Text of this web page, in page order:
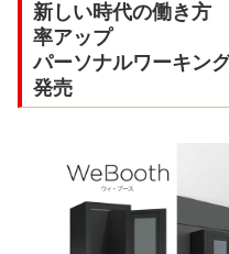
新しい時代の働き方
率アップ
パーソナルワーキン
発売